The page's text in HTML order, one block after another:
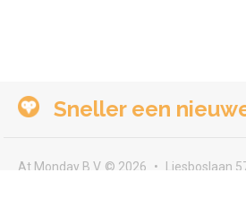
Sneller een
At Monday B.V. © 2026
Liesboslaan